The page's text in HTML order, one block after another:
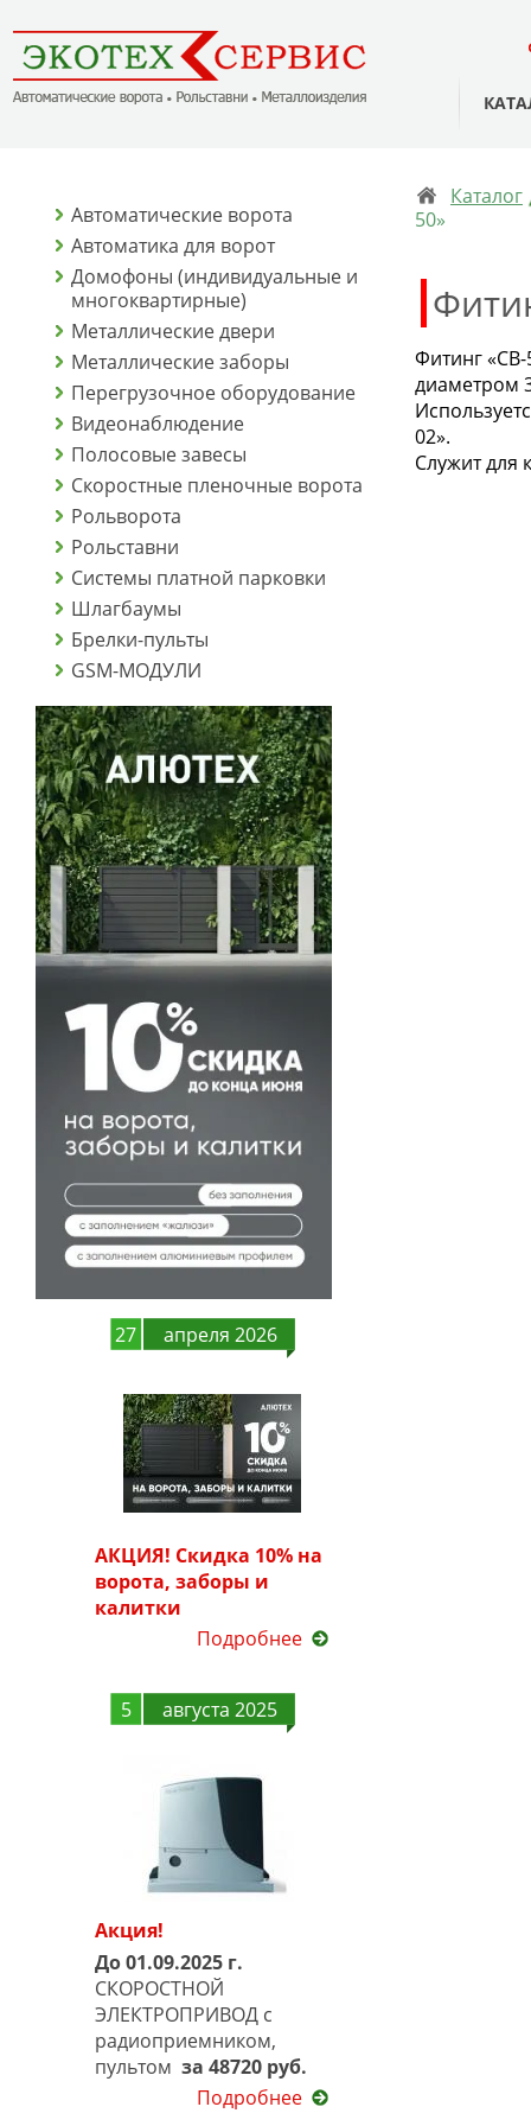
Автоматические ворота
Автоматика для ворот
Домофоны (индивидуальные и
многоквартирные)
Металлические двери
Металлические заборы
Перегрузочное оборудование
Видеонаблюдение
Полосовые завесы
Скоростные пленочные ворота
Рольворота
Рольставни
Системы платной парковки
Шлагбаумы
Брелки-пульты
GSM-МОДУЛИ
27 апреля 2026
АКЦИЯ! Скидка 10% на
ворота, заборы и
калитки
Подробнее
5 августа 2025
Акция!
До 01.09.2025 г.
СКОРОСТНОЙ
ЭЛЕКТРОПРИВОД с
радиоприемником,
пультом за 48720 руб.
Подробнее
Каталог
50»
Фитинг
диаметром
02».
Служит для